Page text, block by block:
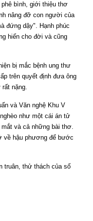
bình, giới thiệu thơ
nâng đỡ con người của
đứng dậy". Hạnh phúc
hiến cho đời và cũng
bị mắc bệnh ung thư
trên quyết định đưa ông
nặng.
và Văn nghệ Khu V
như một cái án tử
và cả những bài thơ.
về hậu phương để bước
truân, thử thách của số